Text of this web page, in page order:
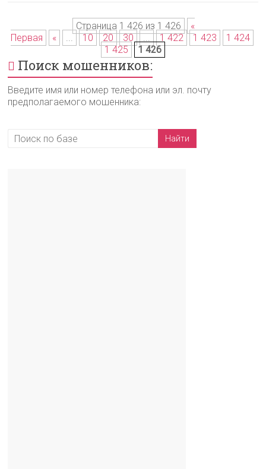
Страница 1 426 из 1 426
«
Первая
« ... 10 20 30 ... 1 422 1 423
1 424
1 425
1 426
Поиск мошенников:
Введите имя или номер телефона или эл. почту
предполагаемого мошенника: